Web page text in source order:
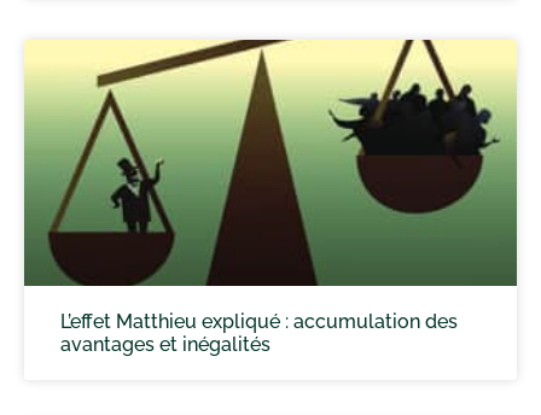
L’effet Matthieu expliqué : accumulation des
avantages et inégalités